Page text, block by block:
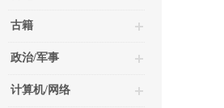
古籍
政治/军事
计算机/网络